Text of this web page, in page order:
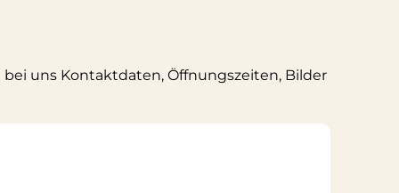
uns Kontaktdaten, Öffnungszeiten, Bilder